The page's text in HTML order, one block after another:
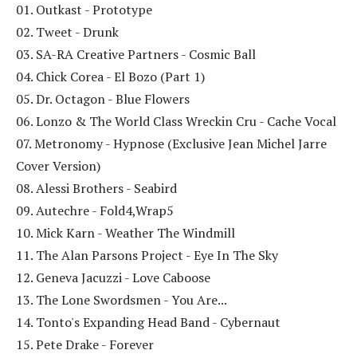
01. Outkast - Prototype
02. Tweet - Drunk
03. SA-RA Creative Partners - Cosmic Ball
04. Chick Corea - El Bozo (Part 1)
05. Dr. Octagon - Blue Flowers
06. Lonzo & The World Class Wreckin Cru - Cache Vocal
07. Metronomy - Hypnose (Exclusive Jean Michel Jarre
Cover Version)
08. Alessi Brothers - Seabird
09. Autechre - Fold4,Wrap5
10. Mick Karn - Weather The Windmill
11. The Alan Parsons Project - Eye In The Sky
12. Geneva Jacuzzi - Love Caboose
13. The Lone Swordsmen - You Are...
14. Tonto's Expanding Head Band - Cybernaut
15. Pete Drake - Forever